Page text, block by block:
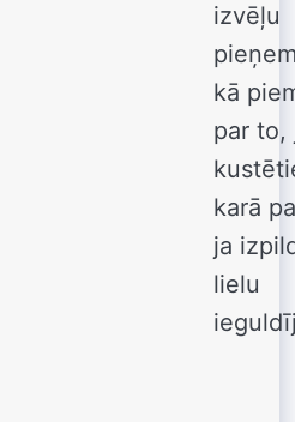
izvēļu
kā
par to,
karā
ja
lielu